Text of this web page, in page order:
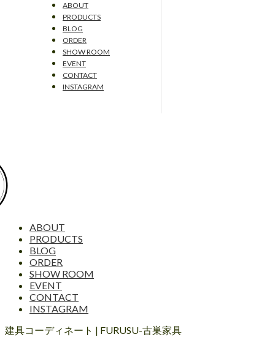
ABOUT
PRODUCTS
BLOG
ORDER
SHOW ROOM
EVENT
CONTACT
INSTAGRAM
ABOUT
PRODUCTS
BLOG
ORDER
SHOW ROOM
EVENT
CONTACT
INSTAGRAM
建具コーディネート | FURUSU-古巣家具